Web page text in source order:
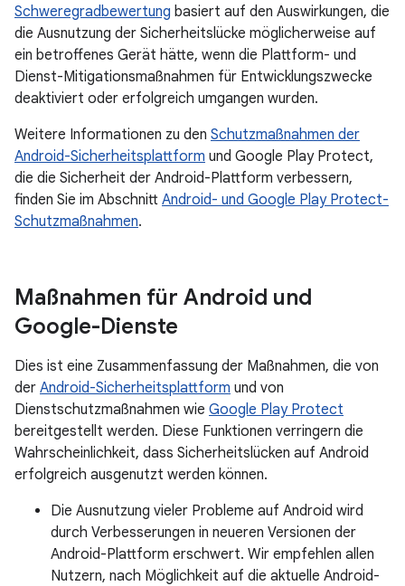
Schweregradbewertung basiert auf den Auswirkungen, die
die Ausnutzung der Sicherheitslücke möglicherweise auf
ein betroffenes Gerät hätte, wenn die Plattform- und
Dienst-Mitigationsmaßnahmen für Entwicklungszwecke
deaktiviert oder erfolgreich umgangen wurden.
Weitere Informationen zu den Schutzmaßnahmen der
Android-Sicherheitsplattform und Google Play Protect,
die die Sicherheit der Android-Plattform verbessern,
finden Sie im Abschnitt Android- und Google Play Protect-
Schutzmaßnahmen.
Maßnahmen für Android und
Google-Dienste
Dies ist eine Zusammenfassung der Maßnahmen, die von
der Android-Sicherheitsplattform und von
Dienstschutzmaßnahmen wie Google Play Protect
bereitgestellt werden. Diese Funktionen verringern die
Wahrscheinlichkeit, dass Sicherheitslücken auf Android
erfolgreich ausgenutzt werden können.
Die Ausnutzung vieler Probleme auf Android wird
durch Verbesserungen in neueren Versionen der
Android-Plattform erschwert. Wir empfehlen allen
Nutzern, nach Möglichkeit auf die aktuelle Android-